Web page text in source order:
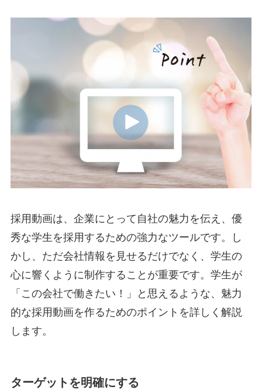
採用動画は、企業にとって自社の魅力を伝え、優
秀な学生を採用するための強力なツールです。し
かし、ただ会社情報を見せるだけでなく、学生の
心に響くように制作することが重要です。学生が
「この会社で働きたい！」と思えるような、魅力
的な採用動画を作るためのポイントを詳しく解説
します。
ターゲットを明確にする